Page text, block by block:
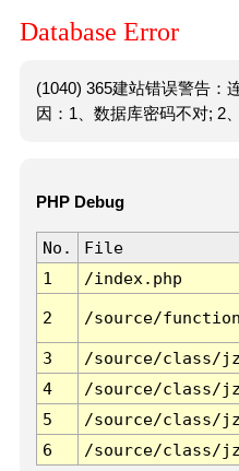
Database Error
(1040) 365建站错误警告：
因：1、数据库密码不对; 2
PHP Debug
No. File
1
/index.php
2 /source/
3 /source/class/
4
/source/class/
5
/source/class/
6
/source/class/